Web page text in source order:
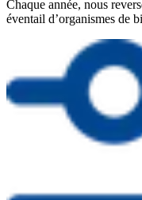
Chaque année, nous
éventail d’organismes de